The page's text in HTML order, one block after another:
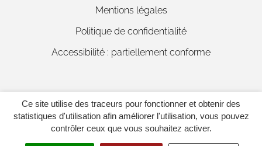
Ce site utilise des traceurs pour fonctionner et obtenir des
statistiques d'utilisation afin améliorer l'utilisation, vous pouvez
contrôler ceux que vous souhaitez activer.
Mentions légales
Politique de confidentialité
Accessibilité : partiellement conforme
Site réalisé parInovagora (ouverture dans un